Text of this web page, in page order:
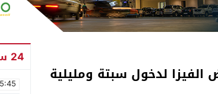
الفيزا لدخول سبتة ومليلية
24 ساعة